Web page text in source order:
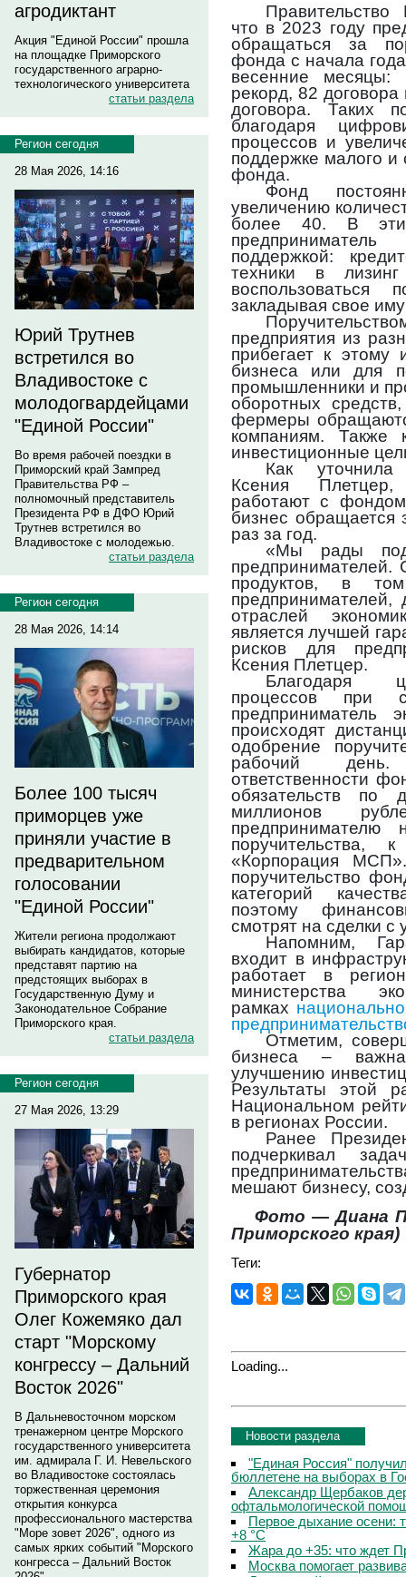
агродиктант
Акция "Единой России" прошла
на площадке Приморского
государственного аграрно-
технологического университета
статьи раздела
Регион сегодня
28 Мая 2026, 14:16
Юрий Трутнев
встретился во
Владивостоке с
молодогвардейцами
"Единой России"
Во время рабочей поездки в
Приморский край Зампред
Правительства РФ –
полномочный представитель
Президента РФ в ДФО Юрий
Трутнев встретился во
Владивостоке с молодежью.
статьи раздела
Регион сегодня
28 Мая 2026, 14:14
Более 100 тысяч
приморцев уже
приняли участие в
предварительном
голосовании
"Единой России"
Жители региона продолжают
выбирать кандидатов, которые
представят партию на
предстоящих выборах в
Государственную Думу и
Законодательное Собрание
Приморского края.
статьи раздела
Регион сегодня
27 Мая 2026, 13:29
Губернатор
Приморского края
Олег Кожемяко дал
старт "Морскому
конгрессу – Дальний
Восток 2026"
В Дальневосточном морском
тренажерном центре Морского
государственного университета
им. адмирала Г. И. Невельского
во Владивостоке состоялась
торжественная церемония
открытия конкурса
профессионального мастерства
"Море зовет 2026", одного из
самых ярких событий "Морского
конгресса – Дальний Восток
что в 2023 году
обращаться за
фонда с начала
весенние
рекорд, 82
договора. Таких
благодаря
процессов и
поддержке малого и
фонда.
Фонд
увеличению
более 40. В эти
поддержкой:
техники в
воспользоваться
закладывая свое
предприятия из
прибегает к этому
бизнеса или для
промышленники и
оборотных
фермеры
компаниям. Также
инвестиционные
Как уточнила
Ксения Плетцер,
работают с
бизнес обращается
раз за год.
«Мы рады
продуктов, в
предпринимателей,
отраслей
является лучшей
рисков для
Ксения Плетцер.
Благодаря
процессов при
предприниматель
происходят
одобрение
рабочий
ответственности
обязательств
миллионов
предпринимателю
поручительства,
«Корпорация
поручительство
категорий
поэтому
смотрят на сделки с
Напомним,
входит в
работает в
министерства
рамках
Отметим,
бизнеса –
улучшению
Результаты этой
Национальном
в регионах России.
Ранее
подчеркивал
мешают бизнесу,
Фото — Диана
Приморского края)
Теги:
Loading...
Новости раздела
"Единая Россия"
бюллетене на выборах в
Александр Щербаков
офтальмологической
Первое дыхание осени:
+8 °C
Жара до +35: что ждет
Москва помогает